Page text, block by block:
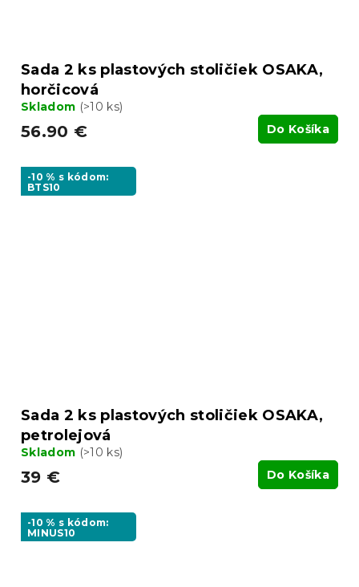
Sada 2 ks plastových stoličiek OSAKA,
horčicová
Skladom (>10 ks)
56.90 € Do Košíka
-10 % s kódom:
BTS10
Sada 2 ks plastových stoličiek OSAKA,
petrolejová
Skladom (>10 ks)
39 € Do Košíka
-10 % s kódom:
MINUS10